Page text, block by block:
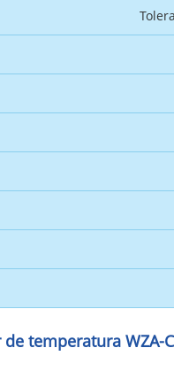
temperatura WZA-